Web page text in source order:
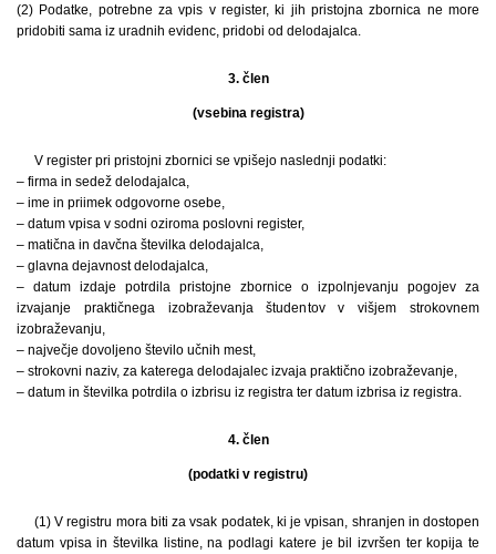
(2) Podatke, potrebne za vpis v register, ki jih pristojna zbornica ne more
pridobiti sama iz uradnih evidenc, pridobi od delodajalca.
3. člen
(vsebina registra)
V register pri pristojni zbornici se vpišejo naslednji podatki:
– firma in sedež delodajalca,
– ime in priimek odgovorne osebe,
– datum vpisa v sodni oziroma poslovni register,
– matična in davčna številka delodajalca,
– glavna dejavnost delodajalca,
– datum izdaje potrdila pristojne zbornice o izpolnjevanju pogojev za
izvajanje praktičnega izobraževanja študentov v višjem strokovnem
izobraževanju,
– največje dovoljeno število učnih mest,
– strokovni naziv, za katerega delodajalec izvaja praktično izobraževanje,
– datum in številka potrdila o izbrisu iz registra ter datum izbrisa iz registra.
4. člen
(podatki v registru)
(1) V registru mora biti za vsak podatek, ki je vpisan, shranjen in dostopen
datum vpisa in številka listine, na podlagi katere je bil izvršen ter kopija te